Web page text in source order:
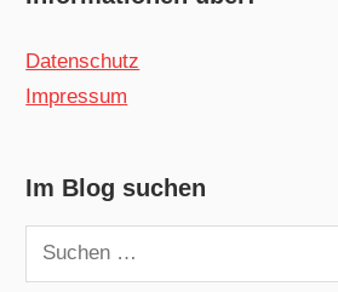
Datenschutz
Impressum
Im Blog suchen
Suchen
nach: